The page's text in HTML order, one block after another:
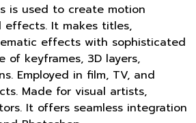
is used to create motion
effects. It makes titles,
effects with sophisticated
of keyframes, 3D layers,
Employed in film, TV, and
Made for visual artists,
It offers seamless integration